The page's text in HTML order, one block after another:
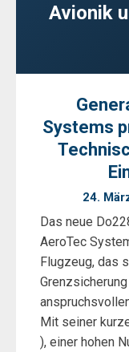
Avionik
Systems
24.
Das neue
AeroTec
Flugzeug, das
Mit seiner
), einer hohen